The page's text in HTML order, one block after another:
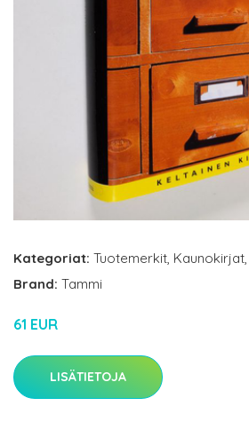
Kategoriat: Tuotemerkit, Kaunokirjat,
Brand: Tammi
61 EUR
LISÄTIETOJA